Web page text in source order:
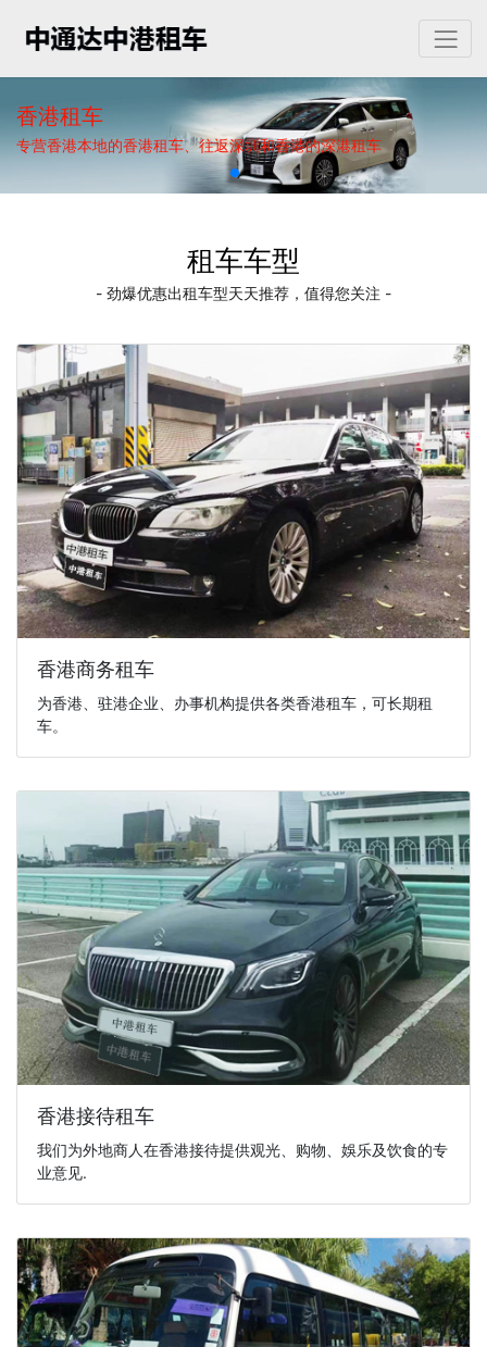
香港租车
专营香港本地的香港租车、往返深圳和香港的深港租车
租车车型
- 劲爆优惠出租车型天天推荐，值得您关注 -
香港商务租车
为香港、驻港企业、办事机构提供各类香港租车，可长期租
车。
香港接待租车
我们为外地商人在香港接待提供观光、购物、娛乐及饮食的专
业意见.